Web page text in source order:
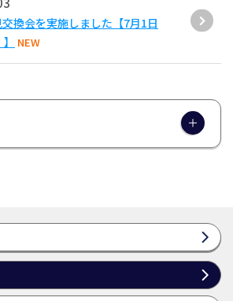
換会を実施しました【7月1日
NEW